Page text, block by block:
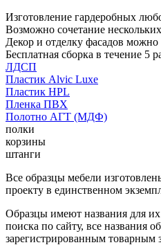
Изготовление гардеробных
Возможно сочетание
Декор и отделку фасадов
Бесплатная сборка в течение 5
ЛДСП
Пластик Alvic Luxe
Пластик HPL
Пленка ПВХ
Полотно АГТ (МДФ)
полки
корзины
штанги
Все образцы мебели
проекту в единственном
Образцы имеют названия для
поиска по сайту, все названия
зарегистрированным товарным